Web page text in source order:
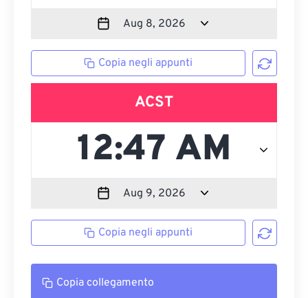
Copia negli appunti
ACST
Copia negli appunti
Copia collegamento